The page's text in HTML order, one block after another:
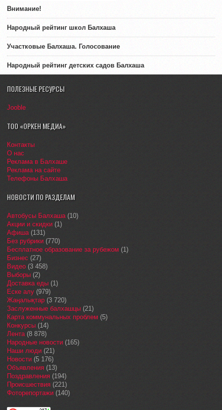
Внимание!
Народный рейтинг школ Балхаша
Участковые Балхаша. Голосование
Народный рейтинг детских садов Балхаша
ПОЛЕЗНЫЕ РЕСУРСЫ
Jooble
ТОО «ОРКЕН МЕДИА»
Контакты
О нас
Реклама в Балхаше
Реклама на сайте
Телефоны Балхаша
НОВОСТИ ПО РАЗДЕЛАМ
Автобусы Балхаша(10)
Акции и скидки (1)
Афиша(131)
Без рубрики (770)
Бесплатное образование за рубежом (1)
Бизнес (27)
Видео (3 458)
Выборы (2)
Доставка еды (1)
Еске алу (979)
Жаңалықтар (3 720)
Заслуженные балхашцы (21)
Карта коммунальных проблем (5)
Конкурсы (14)
Лента(8 878)
Народные новости (165)
Наши люди (21)
Новости (5 176)
Объявления (13)
Поздравления (194)
Происшествия (221)
Фоторепортажи (140)